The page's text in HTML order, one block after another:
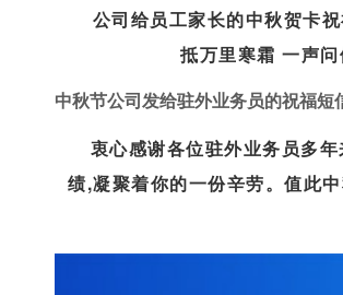
公司给员工家长的中秋贺卡
抵万里寒霜 一声
中秋节公司发给驻外业务员的祝福短
衷心感谢各位驻外业务员多
绩,凝聚着你的一份辛劳。值此